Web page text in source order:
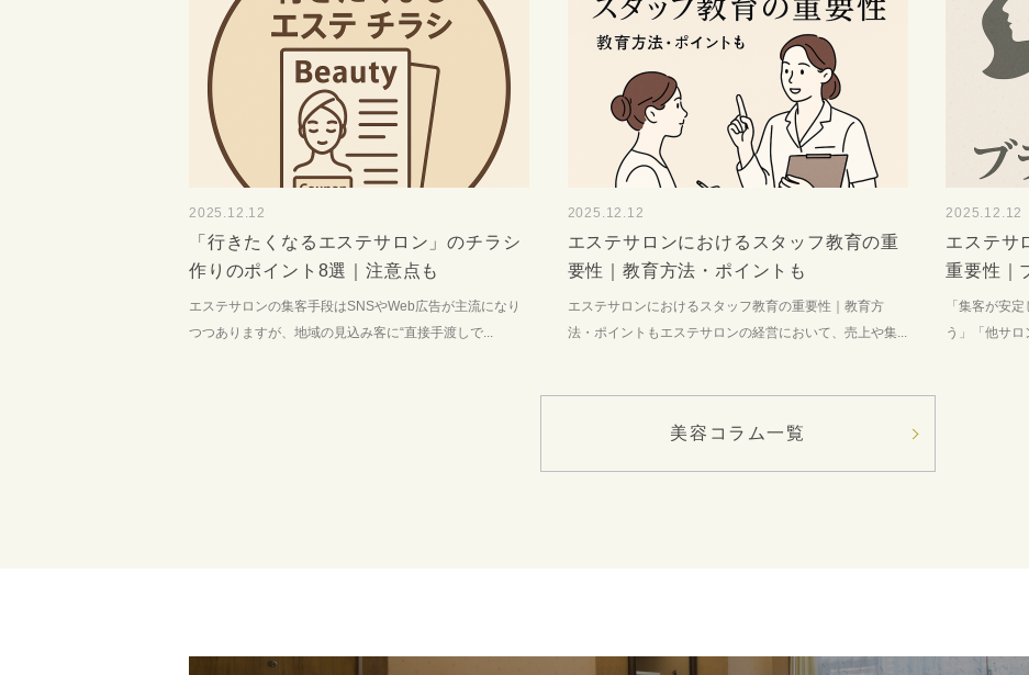
2025.12.12
「行きたくなるエステサロン」のチラシ
作りのポイント8選｜注意点も
エステサロンの集客手段はSNSやWeb広告が主流になり
つつありますが、地域の見込み客に“直接手渡しで...
2025.12.12
エステサロンにおけるスタッフ教育の重
要性｜教育方法・ポイントも
エステサロンにおけるスタッフ教育の重要性｜教育方
法・ポイントもエステサロンの経営において、売上や集...
2025.12.12
エステサ
重要性｜
「集客が安
う」「他サ
美容コラム一覧